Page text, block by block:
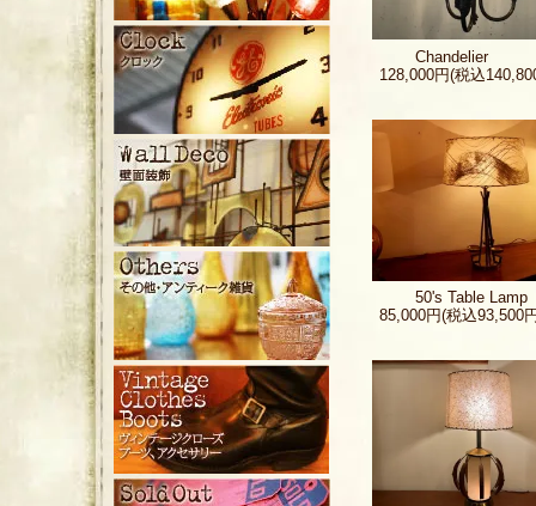
Chandelier
128,000円(税込
50's Table Lamp
85,000円(税込93,500